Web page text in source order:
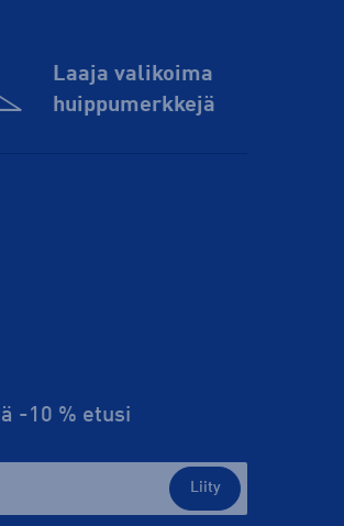
Laaja valikoima
huippu­merkkejä
-10 % etusi
Liity